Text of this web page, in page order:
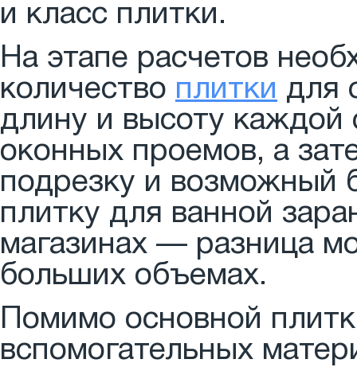
и класс плитки.
На этапе расчетов
количество плитки для
длину и высоту
оконных проемов, а
подрезку и возможный
плитку для ванной
магазинах — разница
больших объемах.
Помимо основной
вспомогательных